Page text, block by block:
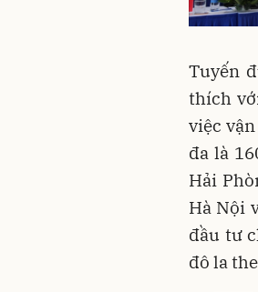
Tuyến
thích
việc
đa là
Hải
Hà Nội
đầu tư
đô la